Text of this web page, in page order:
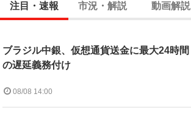
注目・速報 市況・解説 動画解説
ブラジル中銀、仮想通貨送金に最大24時間
の遅延義務付け
08/08 14:00